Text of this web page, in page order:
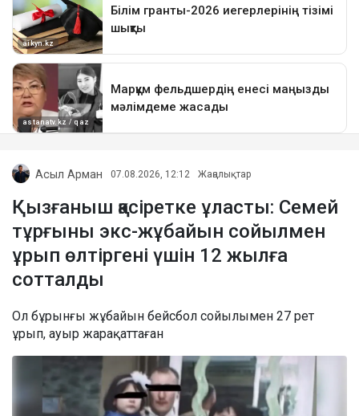
Асыл Арман 07.08.2026, 12:12 Жаңалықтар
Қызғаныш қасіретке ұласты: Семей
тұрғыны экс-жұбайын сойылмен
ұрып өлтіргені үшін 12 жылға
сотталды
Ол бұрынғы жұбайын бейсбол сойылымен 27 рет
ұрып, ауыр жарақаттаған